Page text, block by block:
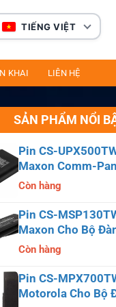
TIẾNG VIỆT
KHAI LIÊN HỆ
SẢN PHẨM NỔI
Pin CS-
Maxon Comm-
CP0150, CP0511,
Còn hàng
Pin CS-
Maxon Cho Bộ
SP140, SP150,
Còn hàng
Pin CS-
Motorola Cho Bộ